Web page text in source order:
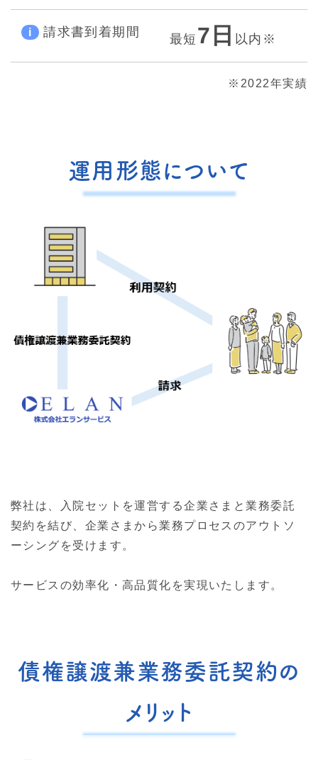
i 請求書到着期間 最短 7日 以内※
※2022年実績
運用形態について
弊社は、入院セットを運営する企業さまと業務委託
契約を結び、企業さまから業務プロセスのアウトソ
ーシングを受けます。
サービスの効率化・高品質化を実現いたします。
債権譲渡兼業務委託契約の
メリット